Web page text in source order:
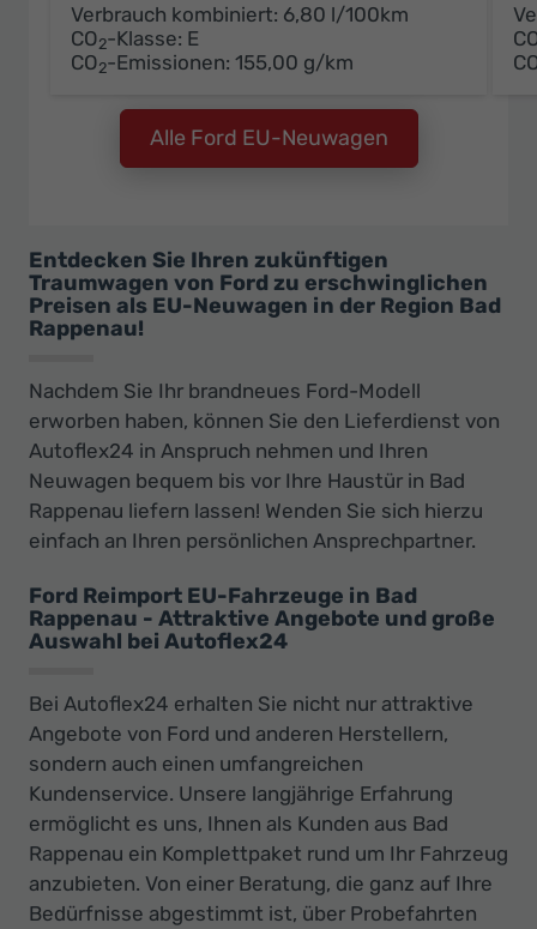
Verbrauch kombiniert: 6,80 l/100km
CO2-Klasse: E
CO2-Emissionen: 155,00 g/km
Alle Ford EU-Neuwagen
Entdecken Sie Ihren zukünftigen
Traumwagen von Ford zu erschwinglichen
Preisen als EU-Neuwagen in der Region Bad
Rappenau!
Nachdem Sie Ihr brandneues Ford-Modell
erworben haben, können Sie den Lieferdienst von
Autoflex24 in Anspruch nehmen und Ihren
Neuwagen bequem bis vor Ihre Haustür in Bad
Rappenau liefern lassen! Wenden Sie sich hierzu
einfach an Ihren persönlichen Ansprechpartner.
Ford Reimport EU-Fahrzeuge in Bad
Rappenau - Attraktive Angebote und große
Auswahl bei Autoflex24
Bei Autoflex24 erhalten Sie nicht nur attraktive
Angebote von Ford und anderen Herstellern,
sondern auch einen umfangreichen
Kundenservice. Unsere langjährige Erfahrung
ermöglicht es uns, Ihnen als Kunden aus Bad
Rappenau ein Komplettpaket rund um Ihr Fahrzeug
anzubieten. Von einer Beratung, die ganz auf Ihre
Bedürfnisse abgestimmt ist, über Probefahrten